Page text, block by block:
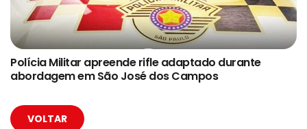
Polícia Militar apreende rifle adaptado durante
abordagem em São José dos Campos
VOLTAR